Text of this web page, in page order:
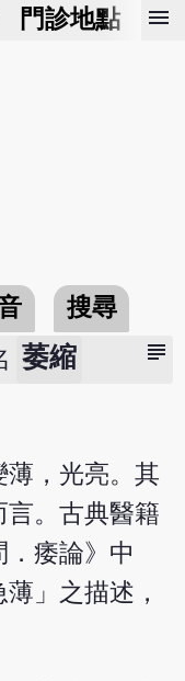
門診地點 預
menu
搜尋
subject
萎縮
薄，光亮。其
言。古典醫籍
痿論》中
」之描述，